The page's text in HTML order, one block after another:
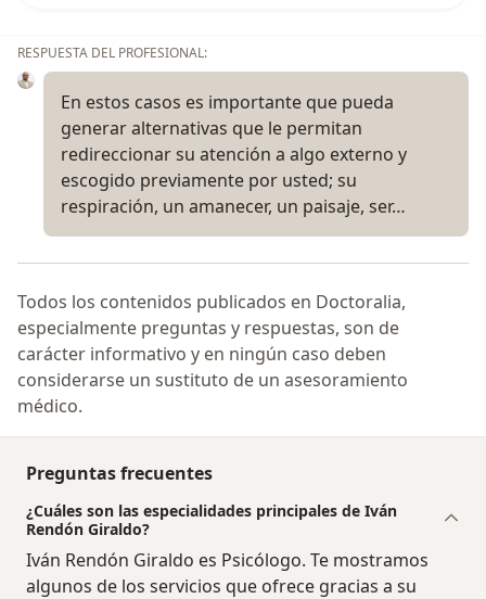
RESPUESTA DEL PROFESIONAL:
En estos casos es importante que pueda
generar alternativas que le permitan
redireccionar su atención a algo externo y
escogido previamente por usted; su
respiración, un amanecer, un paisaje, ser…
Todos los contenidos publicados en Doctoralia,
especialmente preguntas y respuestas, son de
carácter informativo y en ningún caso deben
considerarse un sustituto de un asesoramiento
médico.
Preguntas frecuentes
¿Cuáles son las especialidades principales de Iván
Rendón Giraldo?
Iván Rendón Giraldo es Psicólogo. Te mostramos
algunos de los servicios que ofrece gracias a su